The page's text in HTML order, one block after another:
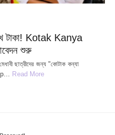
টাকা! Kotak Kanya
শুরু
ছাত্রীদের জন্য "কোটাক কন্যা
Read More